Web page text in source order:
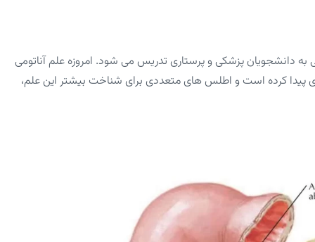
دانشجویان پزشکی و پرستاری تدریس می شود. امروزه علم آناتومی
پیدا کرده است و اطلس های متعددی برای شناخت بیشتر این علم،